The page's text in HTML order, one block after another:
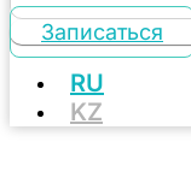
Записаться
RU
KZ